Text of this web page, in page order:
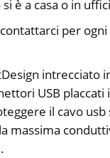
è a casa o in
per
intrecciato
USB placcati
il cavo usb
massima